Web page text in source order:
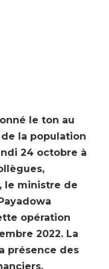
le ton au
la population
24 octobre à
le ministre de
opération
2022. La
présence des